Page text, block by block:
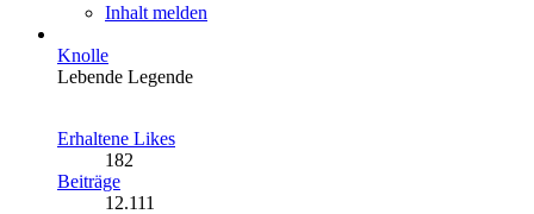
Inhalt melden
Knolle
Lebende Legende
Erhaltene Likes
182
Beiträge
12.111